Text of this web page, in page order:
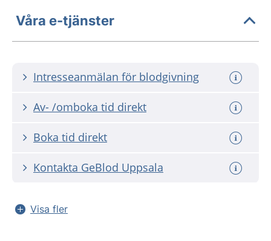
Våra e-tjänster
Intresseanmälan för blodgivning
Av- /omboka tid direkt
Boka tid direkt
Kontakta GeBlod Uppsala
Visa fler